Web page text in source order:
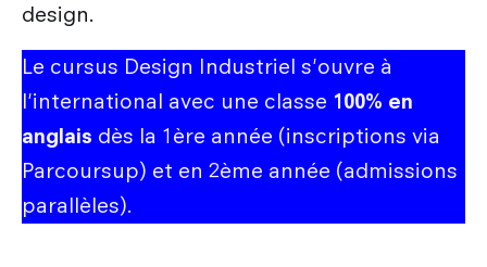
design.
Le cursus Design Industriel s'ouvre à
l'international avec une classe 100% en
anglais dès la 1ère année (inscriptions via
Parcoursup) et en 2ème année (admissions
parallèles).